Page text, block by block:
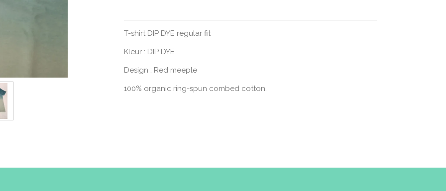
T-shirt DIP DYE regular fit
Kleur : DIP DYE
Design : Red meeple
100% organic ring-spun combed cotton.